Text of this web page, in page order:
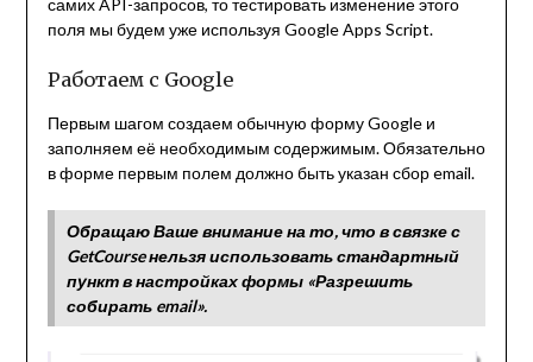
поля мы будем уже используя Google Apps Script.
Работаем с Google
Первым шагом создаем обычную форму Google и
заполняем её необходимым содержимым. Обязательно
в форме первым полем должно быть указан сбор email.
Обращаю Ваше внимание на то, что в связке с
GetCourse нельзя использовать стандартный
пункт в настройках формы «Разрешить
собирать email».